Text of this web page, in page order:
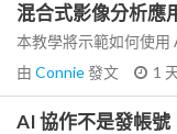
混合式影像分析應
本教學將示範如何使用
由 Connie發文 1
AI 協作不是發帳